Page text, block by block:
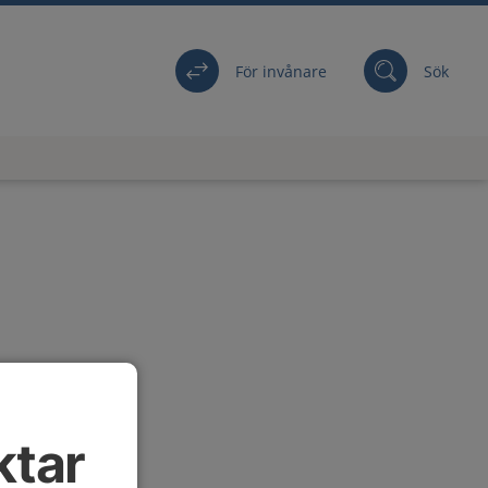
För invånare Sök